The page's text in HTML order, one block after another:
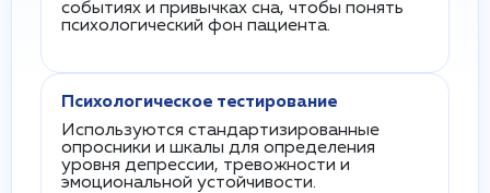
событиях и привычках сна, чтобы понять
психологический фон пациента.
Психологическое тестирование
Используются стандартизированные
опросники и шкалы для определения
уровня депрессии, тревожности и
эмоциональной устойчивости.